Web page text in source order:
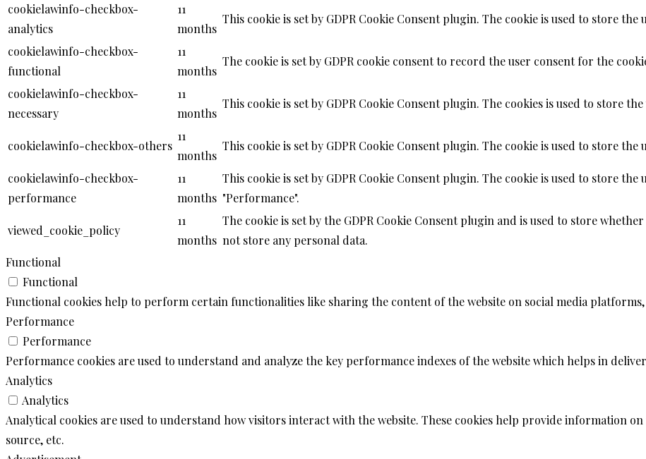
cookielawinfo-checkbox-
analytics
11
months
This cookie is set by GDPR Cookie Consent plugin. The cookie is used to store
cookielawinfo-checkbox-
functional
11
months
The cookie is set by GDPR cookie consent to record the user consent for the
cookielawinfo-checkbox-
necessary
11
months
This cookie is set by GDPR Cookie Consent plugin. The cookies is used to store
cookielawinfo-checkbox-others
11
months
This cookie is set by GDPR Cookie Consent plugin. The cookie is used to store
cookielawinfo-checkbox-
performance
11
months
This cookie is set by GDPR Cookie Consent plugin. The cookie is used to store
"Performance".
viewed_cookie_policy
11
months
The cookie is set by the GDPR Cookie Consent plugin and is used to store
not store any personal data.
Functional
Functional
Functional cookies help to perform certain functionalities like sharing the content of the website on social media
Performance
Performance
Performance cookies are used to understand and analyze the key performance indexes of the website which helps in
Analytics
Analytics
Analytical cookies are used to understand how visitors interact with the website. These cookies help provide information
source, etc.